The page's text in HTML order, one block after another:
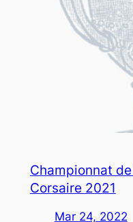
Championnat
Corsaire 2021
Mar 24, 2022